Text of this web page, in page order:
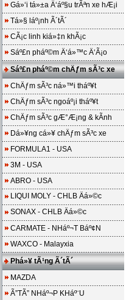
Gá»‘i tá»±a Ä‘áº§u trÃªn xe hÆ¡i
Tá»§ láº¡nh Ã´tÃ´
CÃ¡c linh kiá»‡n khÃ¡c
Sáº£n pháº©m Ä‘á»™c Ä‘Ã¡o
Sáº£n pháº©m chÄƒm sÃ³c xe
ChÄƒm sÃ³c ná»™i tháº¥t
ChÄƒm sÃ³c ngoáº¡i tháº¥t
ChÄƒm sÃ³c gÆ°Æ¡ng & kÃ­nh
Dá»¥ng cá»¥ chÄƒm sÃ³c xe
FORMULA1 - USA
3M - USA
ABRO - USA
LIQUI MOLY - CHLB Äá»©c
SONAX - CHLB Äá»©c
CARMATE - NHáº¬T Báº¢N
WAXCO - Malayxia
Phá»¥ tÃ¹ng Ã´tÃ´
MAZDA
Ã”TÃ” NHáº¬P KHáº¨U